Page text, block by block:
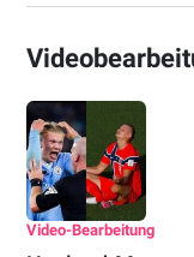
Video-Bearbeitung